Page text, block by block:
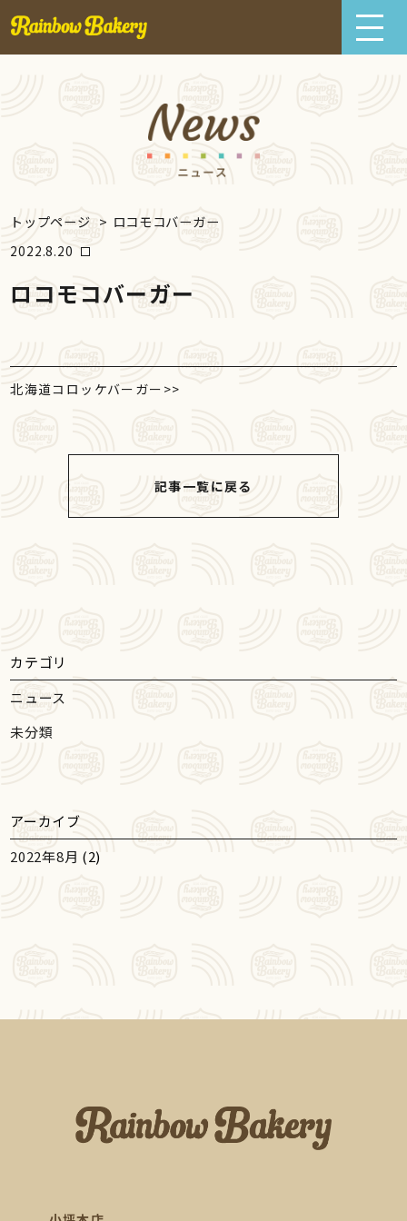
トップページ > ロコモコバーガー
2022.8.20
ロコモコバーガー
北海道コロッケバーガー >>
記事一覧に戻る
カテゴリ
ニュース
未分類
アーカイブ
2022年8月 (2)